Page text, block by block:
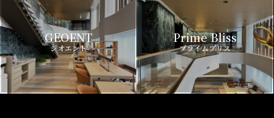
GEOENT
ジオエント
Prime Bliss
プライムブリス